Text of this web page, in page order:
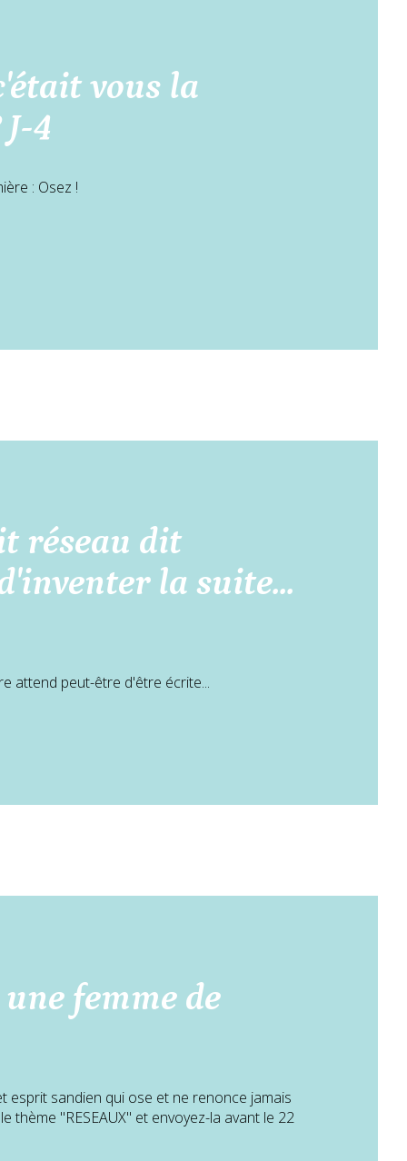
vous la
4
: Osez !
réseau dit
la suite...
attend peut-être d'être écrite...
femme de
esprit sandien qui ose et ne renonce jamais
thème "RESEAUX" et envoyez-la avant le 22